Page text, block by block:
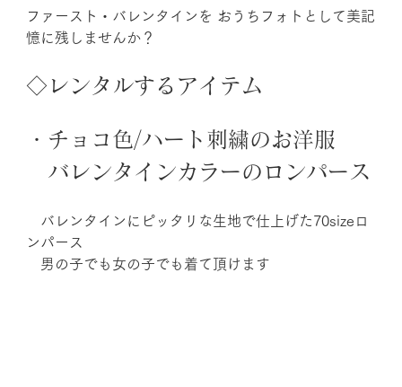
ファースト・バレンタインを おうちフォトとして美記
憶に残しませんか？
◇レンタルするアイテム
・チョコ色/ハート刺繍のお洋服
バレンタインカラーのロンパース
バレンタインにピッタリな生地で仕上げた70sizeロ
ンパース
男の子でも女の子でも着て頂けます